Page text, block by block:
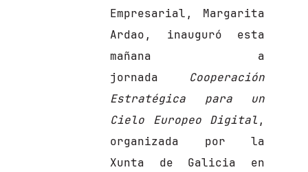
Empresarial, Margarita
Ardao, inauguró esta
mañana a
jornada Cooperación
Estratégica para un
Cielo Europeo Digital ,
organizada por la
Xunta de Galicia en